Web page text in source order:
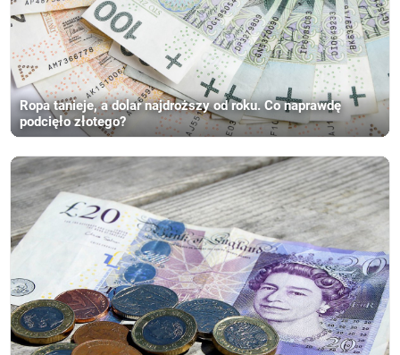
Ropa tanieje, a dolar najdroższy od roku. Co naprawdę
podcięło złotego?